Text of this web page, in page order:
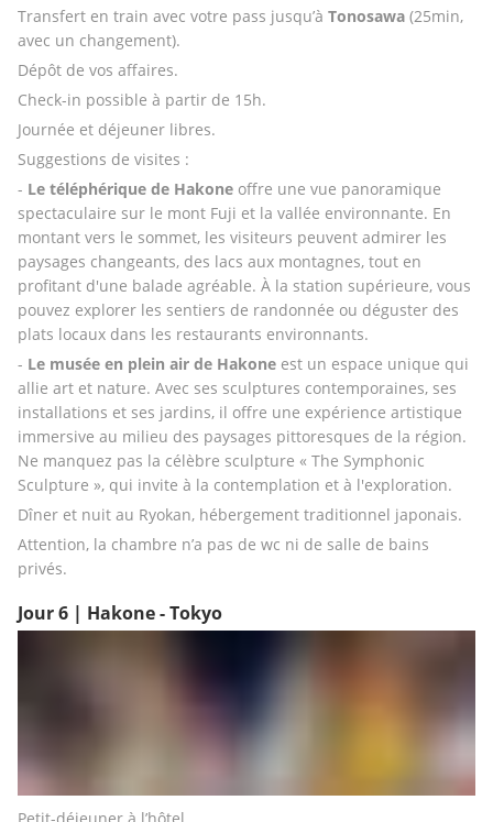
Transfert en train avec votre pass jusqu’à Tonosawa (25min,
avec un changement).
Dépôt de vos affaires.
Check-in possible à partir de 15h.
Journée et déjeuner libres.
Suggestions de visites :
- Le téléphérique de Hakone offre une vue panoramique
spectaculaire sur le mont Fuji et la vallée environnante. En
montant vers le sommet, les visiteurs peuvent admirer les
paysages changeants, des lacs aux montagnes, tout en
profitant d'une balade agréable. À la station supérieure, vous
pouvez explorer les sentiers de randonnée ou déguster des
plats locaux dans les restaurants environnants.
- Le musée en plein air de Hakone est un espace unique qui
allie art et nature. Avec ses sculptures contemporaines, ses
installations et ses jardins, il offre une expérience artistique
immersive au milieu des paysages pittoresques de la région.
Ne manquez pas la célèbre sculpture « The Symphonic
Sculpture », qui invite à la contemplation et à l'exploration.
Dîner et nuit au Ryokan, hébergement traditionnel japonais.
Attention, la chambre n’a pas de wc ni de salle de bains
privés.
Jour 6 | Hakone - Tokyo
Petit-déjeuner à l’hôtel.